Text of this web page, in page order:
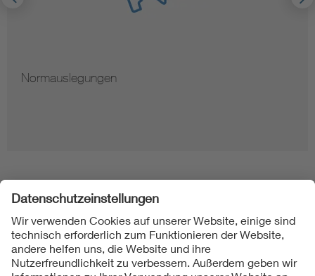
Normauslegungen
Folgen Sie uns